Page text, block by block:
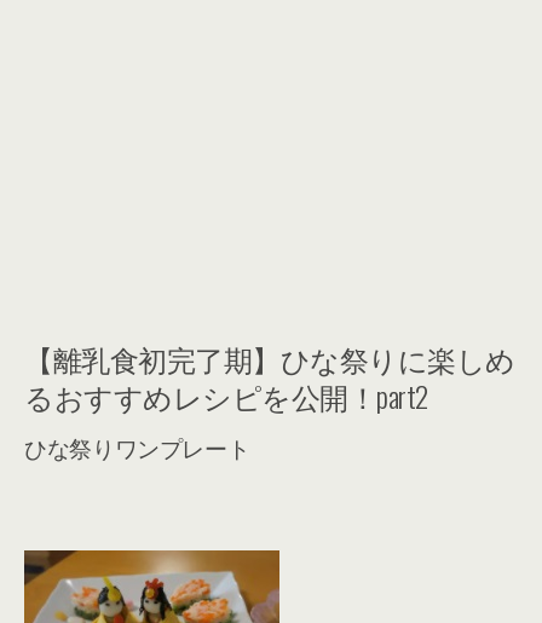
【離乳食初完了期】ひな祭りに楽しめ
るおすすめレシピを公開！part2
ひな祭りワンプレート